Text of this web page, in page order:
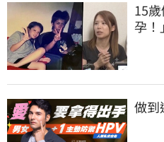
15
孕
做到